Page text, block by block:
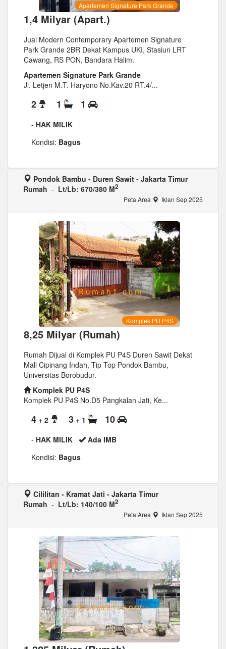
Apartemen Signature Park Grande
1,4 Milyar (Apart.)
Jual Modern Contemporary Apartemen Signature
Park Grande 2BR Dekat Kampus UKI, Stasiun LRT
Cawang, RS PON, Bandara Halim.
Apartemen Signature Park Grande
Jl. Letjen M.T. Haryono No.Kav.20 RT.4/...
2 1 1
- HAK MILIK
Kondisi: Bagus
Pondok Bambu - Duren Sawit - Jakarta Timur
Rumah - Lt/Lb: 670/380 M2
Peta Area Iklan Sep 2025
Komplek PU P4S
8,25 Milyar (Rumah)
Rumah Dijual di Komplek PU P4S Duren Sawit Dekat
Mall Cipinang Indah, Tip Top Pondok Bambu,
Universitas Borobudur.
Komplek PU P4S
Komplek PU P4S No.D5 Pangkalan Jati, Ke...
4 + 2 3 + 1 10
- HAK MILIK
Ada IMB
Kondisi: Bagus
Cililitan - Kramat Jati - Jakarta Timur
Rumah - Lt/Lb: 140/100 M2
Peta Area Iklan Sep 2025